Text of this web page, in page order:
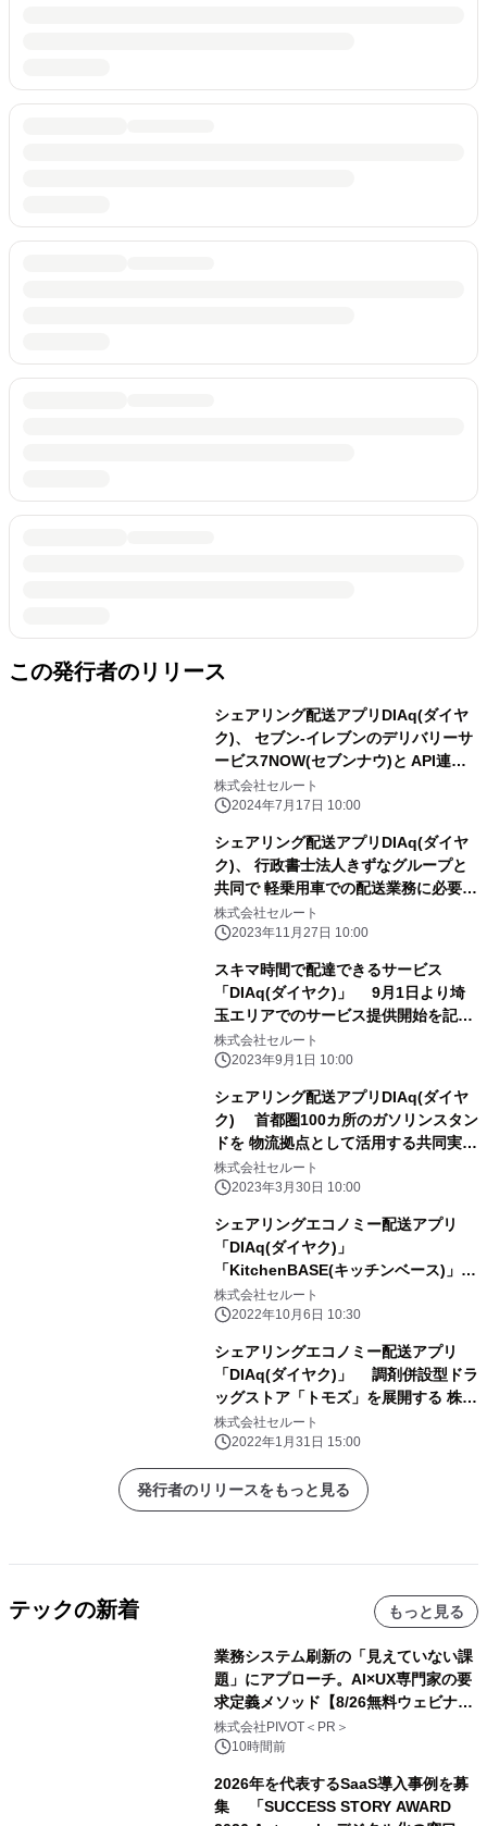
この発行者のリリース
シェアリング配送アプリDIAq(ダイヤ
ク)、 セブン-イレブンのデリバリーサ
ービス7NOW(セブンナウ)と API連携
した即時配送をスタート
株式会社セルート
2024年7月17日 10:00
シェアリング配送アプリDIAq(ダイヤ
ク)、 行政書士法人きずなグループと
共同で 軽乗用車での配送業務に必要な
「黒ナンバー」取得代行サービスを開
始
株式会社セルート
2023年11月27日 10:00
スキマ時間で配達できるサービス
「DIAq(ダイヤク)」 9月1日より埼
玉エリアでのサービス提供開始を記念
し、 アンカー(配送員)を対象にした報
酬アップ企画を実施
株式会社セルート
2023年9月1日 10:00
シェアリング配送アプリDIAq(ダイヤ
ク) 首都圏100カ所のガソリンスタン
ドを 物流拠点として活用する共同実証
実験に合意
株式会社セルート
2023年3月30日 10:00
シェアリングエコノミー配送アプリ
「DIAq(ダイヤク)」
「KitchenBASE(キッチンベース)」と
連携したフードデリバリーを本格的に
開始
株式会社セルート
2022年10月6日 10:30
シェアリングエコノミー配送アプリ
「DIAq(ダイヤク)」 調剤併設型ドラ
ッグストア「トモズ」を展開する 株式
会社トモズと連携 2022年2月1日に
開始する同社の処方薬配送の実証実験
で 当日配送サービスを提供
株式会社セルート
2022年1月31日 15:00
発行者のリリースをもっと見る
テックの新着 もっと見る
業務システム刷新の「見えていない課
題」にアプローチ。AI×UX専門家の要
求定義メソッド【8/26無料ウェビナ
ー】株式会社PIVOT
株式会社PIVOT＜PR＞
10時間前
2026年を代表するSaaS導入事例を募
集 「SUCCESS STORY AWARD